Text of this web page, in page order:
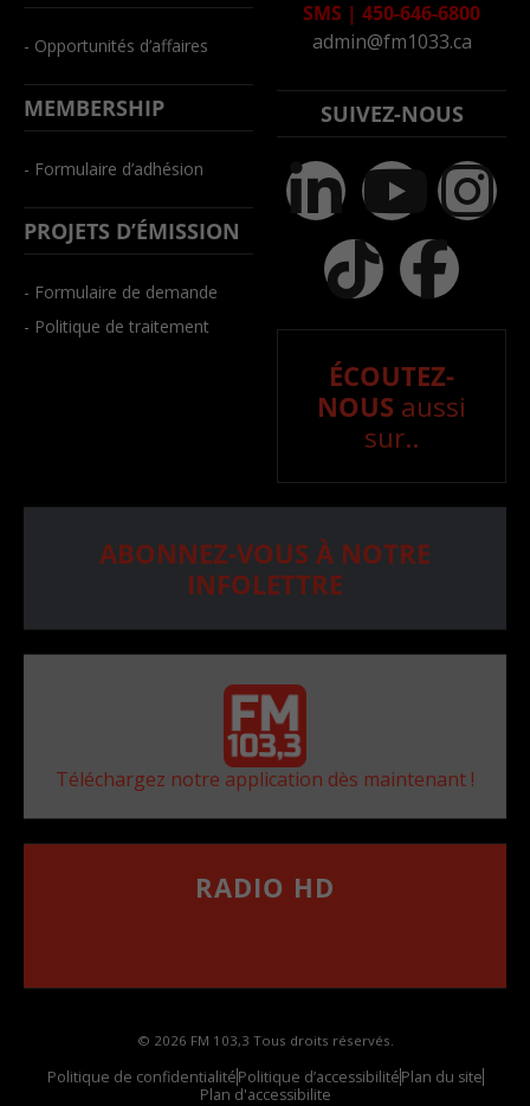
- Opportunités d’affaires
MEMBERSHIP
- Formulaire d’adhésion
PROJETS D’ÉMISSION
- Formulaire de demande
- Politique de traitement
SMS | 450-646-6800
admin@fm1033.ca
SUIVEZ-NOUS
ÉCOUTEZ-
NOUS aussi
sur..
ABONNEZ-VOUS À NOTRE
INFOLETTRE
Téléchargez notre application dès maintenant !
RADIO HD
© 2026 FM 103,3 Tous droits réservés.
Politique de confidentialitéPolitique d’accessibilitéPlan du site
Plan d'accessibilite